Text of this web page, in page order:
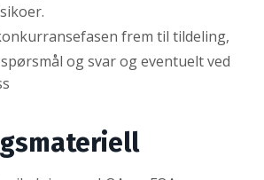
frem til tildeling,
og svar og eventuelt ved